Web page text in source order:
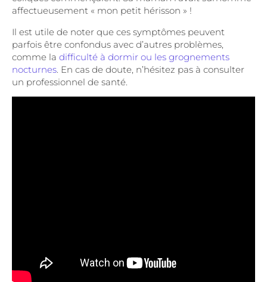
affectueusement « mon petit hérisson » !
Il est utile de noter que ces symptômes peuvent
parfois être confondus avec d’autres problèmes,
comme la difficulté à dormir ou les grognements
nocturnes . En cas de doute, n’hésitez pas à consulter
un professionnel de santé.